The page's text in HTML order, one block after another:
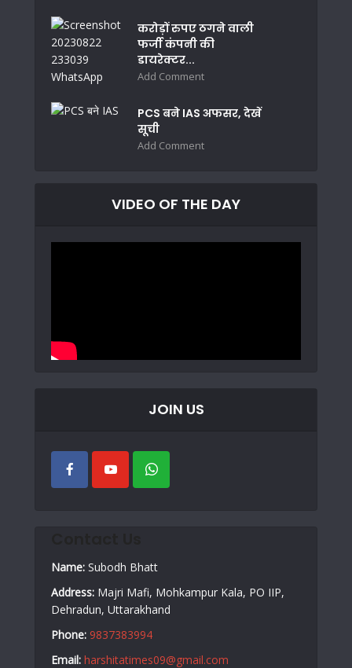
करोड़ों रुपए ठगने वाली
फर्जी कंपनी की
डायरेक्टर...
Add Comment
PCS बने IAS अफसर, देखें
सूची
Add Comment
VIDEO OF THE DAY
JOIN US
Name: Subodh Bhatt
Address: Majri Mafi, Mohkampur Kala, PO IIP,
Dehradun, Uttarakhand
Phone: 9837383994
Email: harshitatimes09@gmail.com